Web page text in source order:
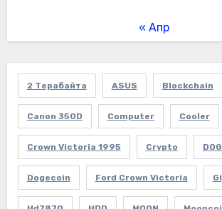
« Апр
2 Терабайта ASUS Blockchain
Canon 350D Computer Cooler
Crown Victoria 1995 Crypto
Dogecoin Ford Crown Victoria